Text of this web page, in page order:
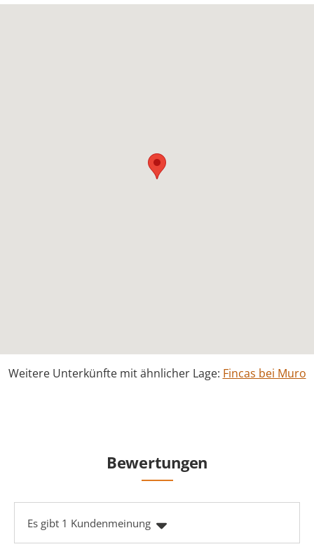
Weitere Unterkünfte mit ähnlicher Lage: Fincas bei Muro
Bewertungen
Es gibt 1 Kundenmeinung